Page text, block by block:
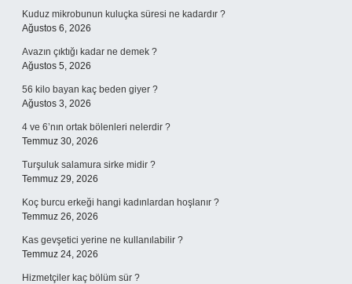
Kuduz mikrobunun kuluçka süresi ne kadardır ?
Ağustos 6, 2026
Avazın çıktığı kadar ne demek ?
Ağustos 5, 2026
56 kilo bayan kaç beden giyer ?
Ağustos 3, 2026
4 ve 6’nın ortak bölenleri nelerdir ?
Temmuz 30, 2026
Turşuluk salamura sirke midir ?
Temmuz 29, 2026
Koç burcu erkeği hangi kadınlardan hoşlanır ?
Temmuz 26, 2026
Kas gevşetici yerine ne kullanılabilir ?
Temmuz 24, 2026
Hizmetçiler kaç bölüm sür ?